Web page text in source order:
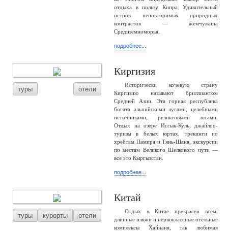
отдыха в пользу Кипра. Удивительный
остров неповторимых природных
контрастов — жемчужина
Средиземноморья.
подробнее...
туры отели
Киргизия
Исторически кочевую страну
Киргизию называют бриллиантом
Средней Азии. Эта горная республика
богата альпийскими лугами, целебными
источниками, реликтовыми лесами.
Отдых на озере Иссык-Куль, джайлоо-
туризм в белых юртах, трекинги по
хребтам Памира и Тянь-Шаня, экскурсии
по местам Великого Шелкового пути —
все это Кыргызстан.
подробнее...
туры курорты отели
Китай
Отдых в Китае прекрасен всем:
длинные пляжи и первоклассные отельные
комплексы Хайнаня, так любимая